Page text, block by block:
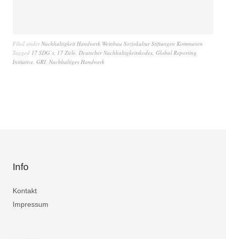
Filed underNachhaltigkeit Handwerk Weinbau Soziokultur Stiftungen Kommunen
Tagged 17 SDG´s, 17 Ziele, Deutscher Nachhaltigkeitskodex, Global Reporting
Initiative, GRI, Nachhaltiges Handwerk
Info
Kontakt
Impressum